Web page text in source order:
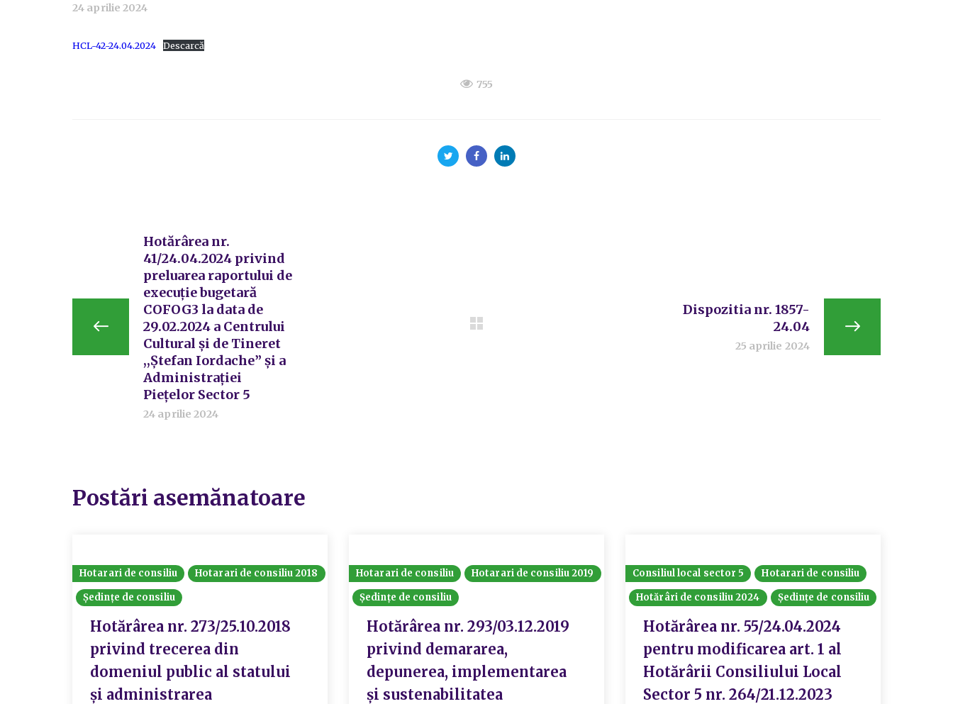
24 aprilie 2024
HCL-42-24.04.2024 Descarcă
755
Hotărârea nr.
41/24.04.2024 privind
preluarea raportului de
execuție bugetară
COFOG3 la data de
29.02.2024 a Centrului
Cultural și de Tineret
,,Ștefan Iordache” și a
Administrației
Piețelor Sector 5
24 aprilie 2024
Dispozitia nr. 1857-
24.04
25 aprilie 2024
Postări asemănatoare
Hotarari de consiliu
Hotarari de consiliu 2018
Ședințe de consiliu
Hotărârea nr. 273/25.10.2018
privind trecerea din
domeniul public al statului
și administrarea
Hotarari de consiliu
Hotarari de consiliu 2019
Ședințe de consiliu
Hotărârea nr. 293/03.12.2019
privind demararea,
depunerea, implementarea
și sustenabilitatea
Consiliul local sector 5
Hotarari de consiliu
Hotărâri de consiliu 2024
Ședințe de consiliu
Hotărârea nr. 55/24.04.2024
pentru modificarea art. 1 al
Hotărârii Consiliului Local
Sector 5 nr. 264/21.12.2023